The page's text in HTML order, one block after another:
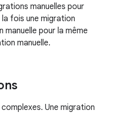
manuelles pour
fois une migration
pour la même
manuelle.
Une migration